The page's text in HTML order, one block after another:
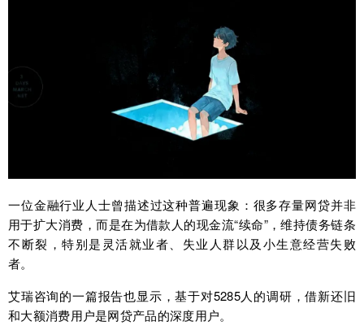
一位金融行业人士曾描述过这种普遍现象：很多存量网贷并非
用于扩大消费，而是在为借款人的现金流“续命”，维持债务链条
不断裂，特别是灵活就业者、失业人群以及小生意经营失败
者。
艾瑞咨询的一篇报告也显示，基于对5285人的调研，借新还旧
和大额消费用户是网贷产品的深度用户。